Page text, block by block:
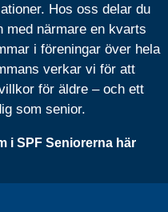
Hos oss delar du
med närmare en kvarts
i föreningar över hela
verkar vi för att
för äldre – och ett
som senior.
i SPF Seniorerna här